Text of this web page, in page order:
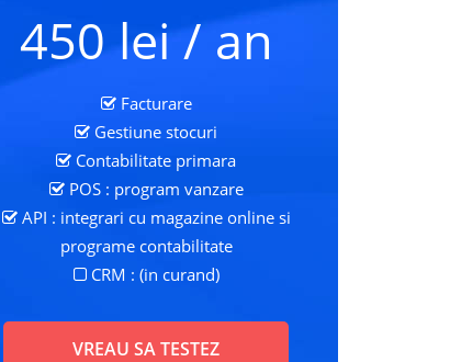
450 lei / an
Facturare
Gestiune stocuri
Contabilitate primara
POS : program vanzare
API : integrari cu magazine online si
programe contabilitate
CRM : (in curand)
VREAU SA TESTEZ